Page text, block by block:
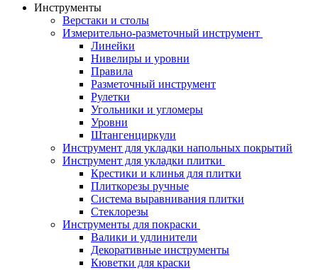
Инструменты
Верстаки и столы
Измерительно-разметочный инструмент
Линейки
Нивелиры и уровни
Правила
Разметочный инструмент
Рулетки
Угольники и угломеры
Уровни
Штангенциркули
Инструмент для укладки напольных покрытий
Инструмент для укладки плитки
Крестики и клинья для плитки
Плиткорезы ручные
Система выравнивания плитки
Стеклорезы
Инструменты для покраски
Валики и удлинители
Декоративные инструменты
Кюветки для краски